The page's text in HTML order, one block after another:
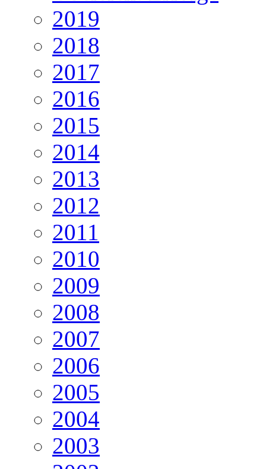
2019
2018
2017
2016
2015
2014
2013
2012
2011
2010
2009
2008
2007
2006
2005
2004
2003